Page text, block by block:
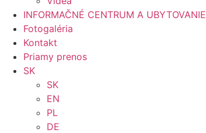
INFORMAČNÉ CENTRUM A UBYTOVANIE
Fotogaléria
Kontakt
Priamy prenos
SK
SK
EN
PL
DE